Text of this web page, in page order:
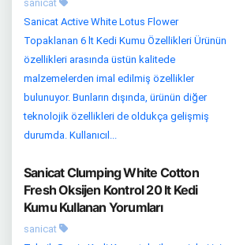
sanicat
Sanicat Active White Lotus Flower
Topaklanan 6 lt Kedi Kumu Özellikleri Ürünün
özellikleri arasında üstün kalitede
malzemelerden imal edilmiş özellikler
bulunuyor. Bunların dışında, ürünün diğer
teknolojik özellikleri de oldukça gelişmiş
durumda. Kullanıcıl...
Sanicat Clumping White Cotton
Fresh Oksijen Kontrol 20 lt Kedi
Kumu Kullanan Yorumları
sanicat